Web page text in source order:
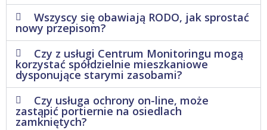
Wszyscy się obawiają RODO, jak sprostać
nowy przepisom?
Czy z usługi Centrum Monitoringu mogą
korzystać spółdzielnie mieszkaniowe
dysponujące starymi zasobami?
Czy usługa ochrony on-line, może
zastąpić portiernie na osiedlach
zamkniętych?